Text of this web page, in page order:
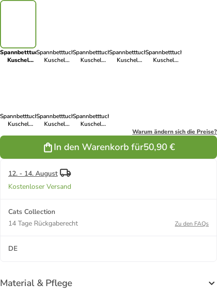
Spannbetttuch
Kuschel
Spannbetttuch
Kuschel
Spannbetttuch
Kuschel
Spannbetttuch
Kuschel
Spannbetttuch
Kuschel
Spannbetttuch
Kuschel
200 x 200 cm
Spannbetttuch
Kuschel
in bleu
Spannbetttuch
Kuschel
in weiß
Warum ändern sich die Preise?
In den Warenkorb für50,90 €
12. - 14. August
Kostenloser Versand
Cats Collection
14 Tage Rückgaberecht
Zu den FAQs
DE
Material & Pflege